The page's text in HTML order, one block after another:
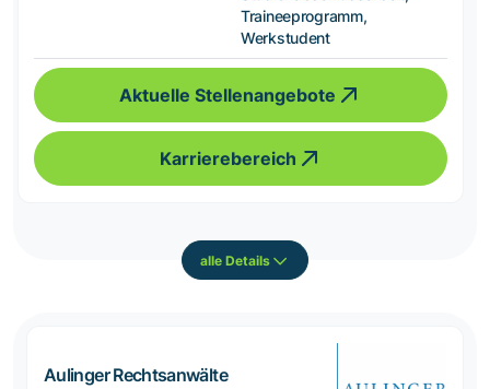
Traineeprogramm,
Werkstudent
Aktuelle Stellenangebote
Karrierebereich
alle Details
Aulinger Rechtsanwälte